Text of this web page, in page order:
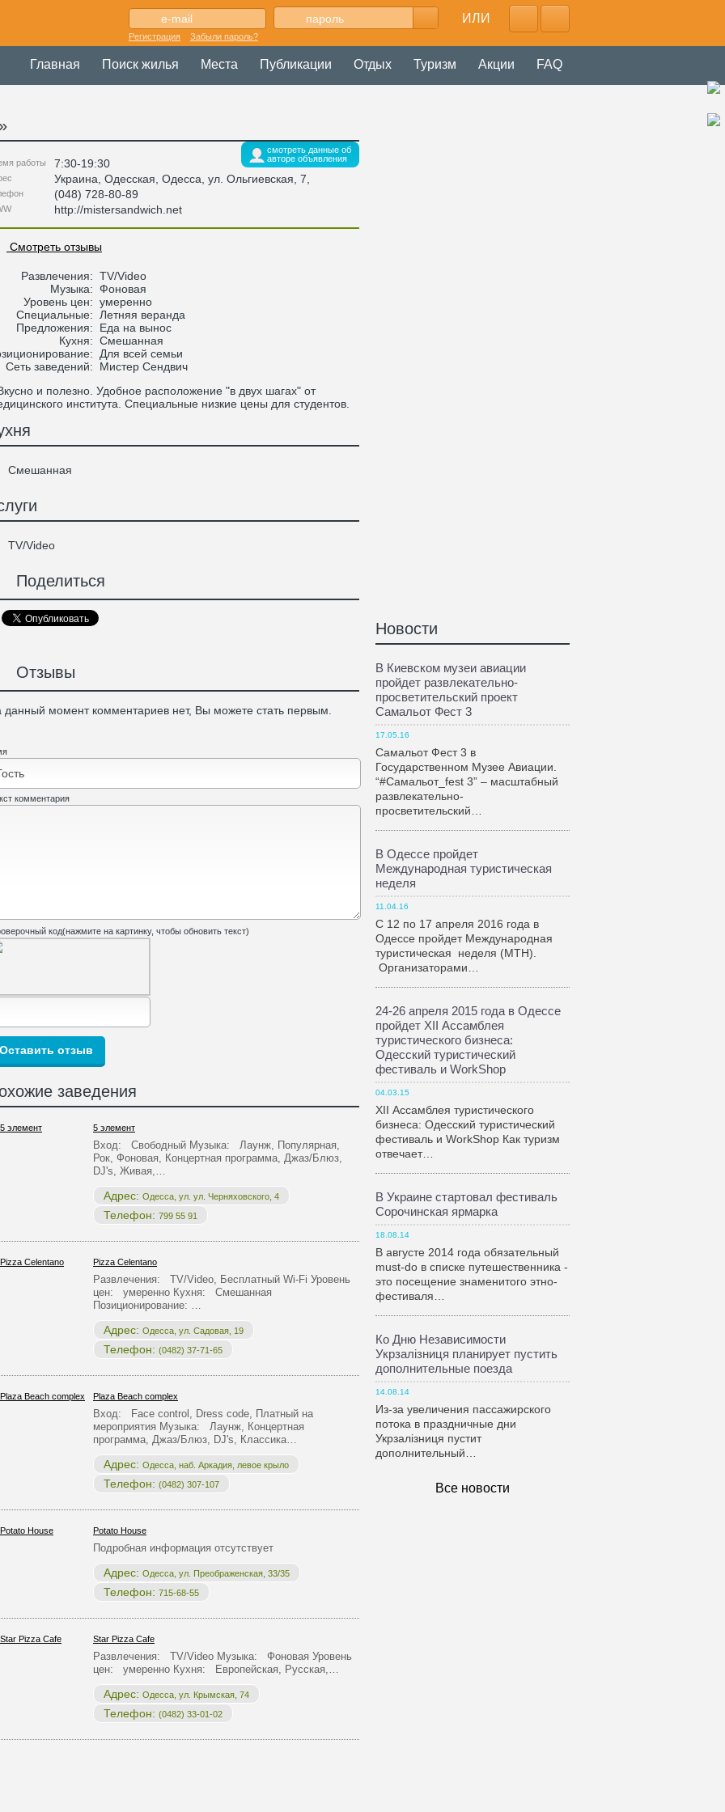
ИЛИ
Регистрация Забыли пароль?
Главная Поиск жилья Места Публикации Отдых Туризм Акции FAQ
смотреть данные об
авторе объявления
работы 7:30-19:30
Украина Одесская , Одесса, ул. Ольгиевская, 7
(048) 728-80-89
http://mistersandwich.net
Смотреть отзывы
Развлечения: TV/Video
Музыка: Фоновая
Уровень цен: умеренно
Специальные:
Летняя веранда
Предложения:
Еда на вынос
Кухня: Смешанная
Для всей семьи
Сеть заведений:
Мистер Сендвич
и полезно. Удобное расположение "в двух шагах" от
института. Специальные низкие цены для студентов.
Смешанная
TV/Video
Поделиться
Отзывы
данный момент комментариев нет, Вы можете стать первым.
комментария
код(нажмите на картинку, чтобы обновить текст)
заведения
5 элемент
Вход: Свободный Музыка: Лаунж, Популярная,
Рок, Фоновая, Концертная программа, Джаз/Блюз,
DJ's, Живая,…
Адрес: Одесса, ул. ул. Черняховского, 4
Телефон: 799 55 91
Pizza Celentano
Развлечения: TV/Video, Бесплатный Wi-Fi Уровень
цен: умеренно Кухня: Смешанная
Позиционирование: …
Адрес: Одесса, ул. Садовая, 19
Телефон: (0482) 37-71-65
Plaza Beach complex
Вход: Face control, Dress code, Платный на
мероприятия Музыка: Лаунж, Концертная
программа, Джаз/Блюз, DJ's, Классика…
Адрес: Одесса, наб. Аркадия, левое крыло
Телефон: (0482) 307-107
Potato House
Подробная информация отсутствует
Адрес: Одесса, ул. Преображенская, 33/35
Телефон: 715-68-55
Star Pizza Cafe
Развлечения: TV/Video Музыка: Фоновая Уровень
цен: умеренно Кухня: Европейская, Русская,…
Адрес: Одесса, ул. Крымская, 74
Телефон: (0482) 33-01-02
Новости
В Киевском музеи авиации
пройдет развлекательно-
просветительский проект
Самальот Фест 3
17.05.16
Самальот Фест 3 в
Государственном Музее Авиации.
“#Самальот_fest 3” – масштабный
развлекательно-
просветительский…
В Одессе пройдет
Международная туристическая
неделя
11.04.16
С 12 по 17 апреля 2016 года в
Одессе пройдет Международная
туристическая неделя (МТН).
Организаторами…
24-26 апреля 2015 года в Одессе
пройдет XII Ассамблея
туристического бизнеса:
Одесский туристический
фестиваль и WorkShop
04.03.15
XII Ассамблея туристического
бизнеса: Одесский туристический
фестиваль и WorkShop Как туризм
отвечает…
В Украине стартовал фестиваль
Сорочинская ярмарка
18.08.14
В августе 2014 года обязательный
must-do в списке путешественника -
это посещение знаменитого этно-
фестиваля…
Ко Дню Независимости
Укрзалiзниця планирует пустить
дополнительные поезда
14.08.14
Из-за увеличения пассажирского
потока в праздничные дни
Укрзалiзниця пустит
дополнительный…
Все новости